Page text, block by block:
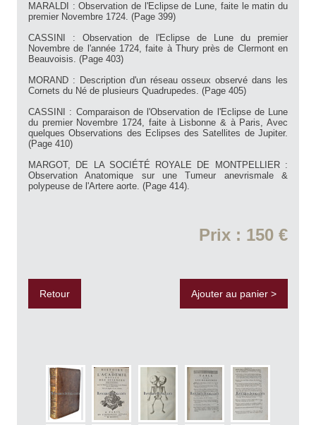
MARALDI : Observation de l'Eclipse de Lune, faite le matin du
premier Novembre 1724. (Page 399)
CASSINI : Observation de l'Eclipse de Lune du premier
Novembre de l'année 1724, faite à Thury près de Clermont en
Beauvoisis. (Page 403)
MORAND : Description d'un réseau osseux observé dans les
Cornets du Né de plusieurs Quadrupedes. (Page 405)
CASSINI : Comparaison de l'Observation de l'Eclipse de Lune
du premier Novembre 1724, faite à Lisbonne & à Paris, Avec
quelques Observations des Eclipses des Satellites de Jupiter.
(Page 410)
MARGOT, DE LA SOCIÉTÉ ROYALE DE MONTPELLIER :
Observation Anatomique sur une Tumeur anevrismale &
polypeuse de l'Artere aorte. (Page 414).
Prix : 150 €
Retour Ajouter au panier >